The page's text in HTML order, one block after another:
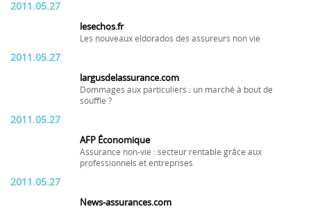
2011.05.27
lesechos.fr
Les nouveaux eldorados des assureurs non vie
2011.05.27
largusdelassurance.com
Dommages aux particuliers : un marché à bout de
souffle ?
2011.05.27
AFP Économique
Assurance non-vie : secteur rentable grâce aux
professionnels et entreprises
2011.05.27
News-assurances.com